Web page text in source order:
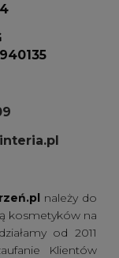
należy do
kosmetyków na
od 2011
Klientów